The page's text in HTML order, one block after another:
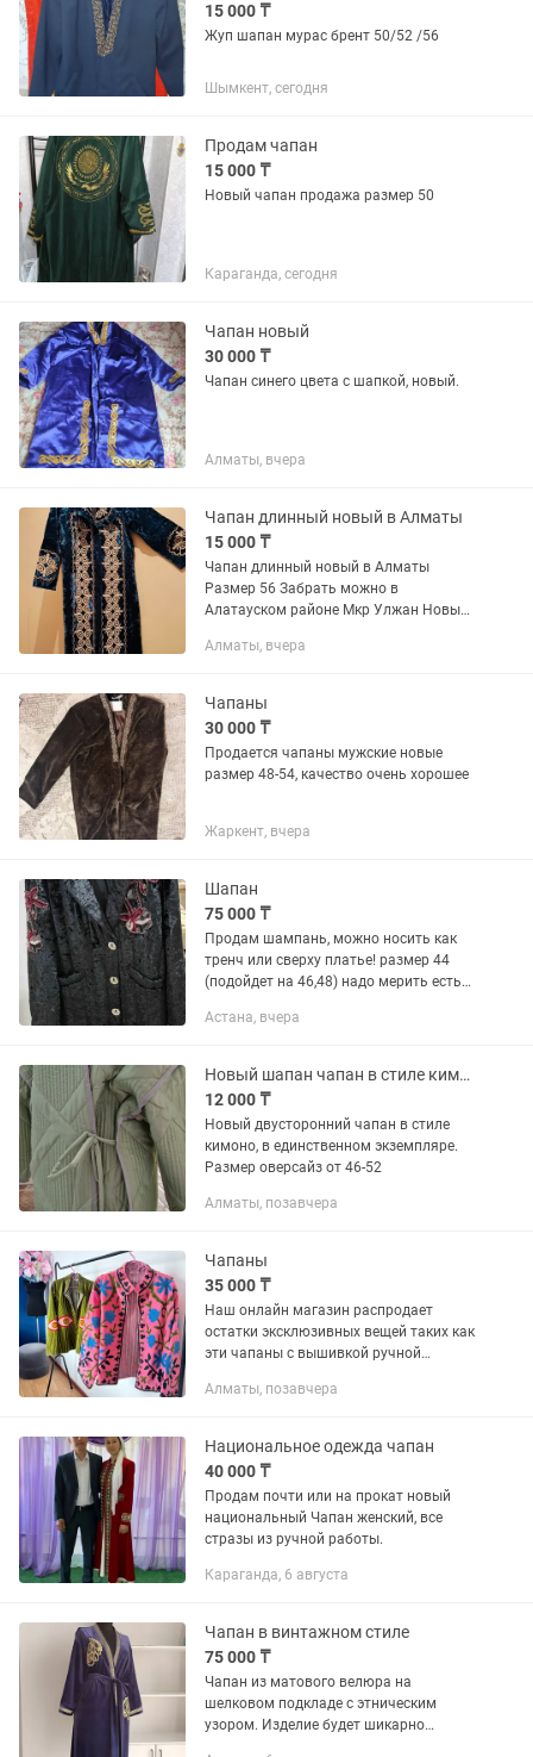
15 000 ₸
Жуп шапан мурас брент 50/52 /56
Шымкент, сегодня
Продам чапан
15 000 ₸
Новый чапан продажа размер 50
Караганда, сегодня
Чапан новый
30 000 ₸
Чапан синего цвета с шапкой, новый.
Алматы, вчера
Чапан длинный новый в Алматы
15 000 ₸
Чапан длинный новый в Алматы
Размер 56 Забрать можно в
Алатауском районе Мкр Улжан Новый !
смотрите мои другие объявления
Алматы, вчера
Чапаны
30 000 ₸
Продается чапаны мужские новые
размер 48-54, качество очень хорошее
Жаркент, вчера
Шапан
75 000 ₸
Продам шампань, можно носить как
тренч или сверху платье! размер 44
(подойдет на 46,48) надо мерить есть
Материал бархат На подкладе!Чапаны
Астана, вчера
Новый шапан чапан в стиле кимоно
12 000 ₸
Новый двусторонний чапан в стиле
кимоно, в единственном экземпляре.
Размер оверсайз от 46-52
Алматы, позавчера
Чапаны
35 000 ₸
Наш онлайн магазин распродает
остатки эксклюзивных вещей таких как
эти чапаны с вышивкой ручной
цене
Алматы, позавчера
Национальное одежда чапан
40 000 ₸
Продам почти или на прокат новый
национальный Чапан женский, все
стразы из ручной работы.
Караганда, 6 августа
Чапан в винтажном стиле
75 000 ₸
Чапан из матового велюра на
шелковом подкладе с этническим
узором. Изделие будет шикарно